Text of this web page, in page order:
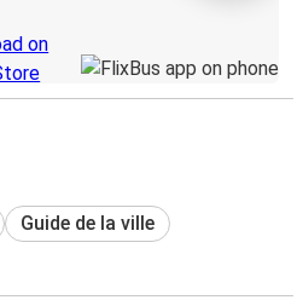
Guide de la ville